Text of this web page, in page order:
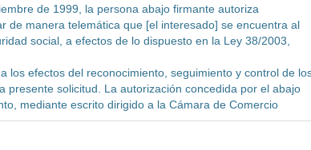
de 1999, la persona abajo firmante autoriza
de manera telemática que [el interesado] se encuentra al
social, a efectos de lo dispuesto en la Ley 38/2003,
los efectos del reconocimiento, seguimiento y control de
presente solicitud. La autorización concedida por el abajo
mediante escrito dirigido a la Cámara de Comercio